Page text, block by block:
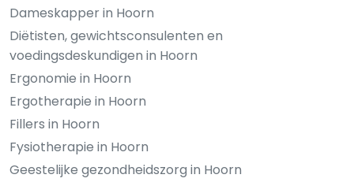
Dameskapper in Hoorn
Diëtisten, gewichtsconsulenten en
voedingsdeskundigen in Hoorn
Ergonomie in Hoorn
Ergotherapie in Hoorn
Fillers in Hoorn
Fysiotherapie in Hoorn
Geestelijke gezondheidszorg in Hoorn